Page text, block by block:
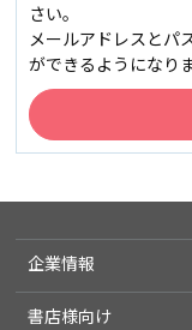
さい。
メールアドレスとパ
ができるようになりま
企業情報
書店様向け